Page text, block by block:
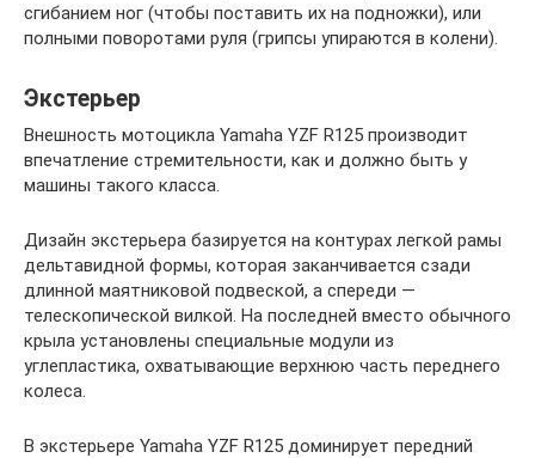
сгибанием ног (чтобы поставить их на подножки), или
полными поворотами руля (грипсы упираются в колени).
Экстерьер
Внешность мотоцикла Yamaha YZF R125 производит
впечатление стремительности, как и должно быть у
машины такого класса.
Дизайн экстерьера базируется на контурах легкой рамы
дельтавидной формы, которая заканчивается сзади
длинной маятниковой подвеской, а спереди —
телескопической вилкой. На последней вместо обычного
крыла установлены специальные модули из
углепластика, охватывающие верхнюю часть переднего
колеса.
В экстерьере Yamaha YZF R125 доминирует передний